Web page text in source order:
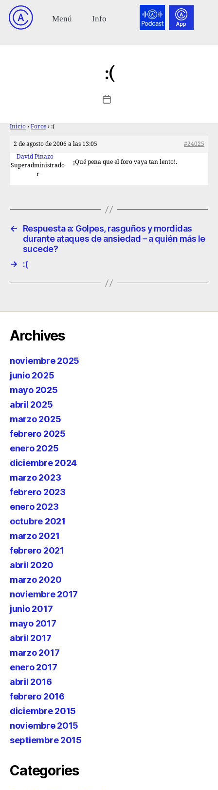
:(
Inicio › Foros › :(
2 de agosto de 2006 a las 13:05
#24025
David Pinazo
Superadministrado
r
¡Qué pena que el foro vaya tan lento!.
←
Respuesta a: Golpes, rasguños y mordidas
durante ataques de ansiedad – a quién más le
sucede?
→
:(
Archives
noviembre 2025
junio 2025
mayo 2025
abril 2025
marzo 2025
febrero 2025
enero 2025
diciembre 2024
marzo 2023
febrero 2023
enero 2023
octubre 2021
marzo 2021
febrero 2021
abril 2020
marzo 2020
noviembre 2017
junio 2017
mayo 2017
abril 2017
marzo 2017
enero 2017
abril 2016
febrero 2016
diciembre 2015
noviembre 2015
septiembre 2015
Categories